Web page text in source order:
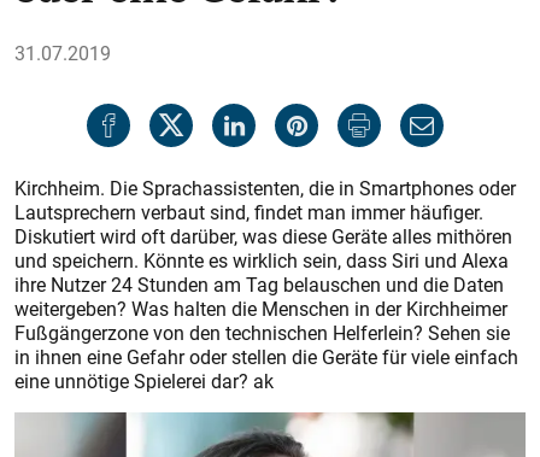
31.07.2019
Kirchheim. Die Sprachassistenten, die in Smartphones oder
Lautsprechern verbaut sind, findet man immer häufiger.
Diskutiert wird oft darüber, was diese Geräte alles mithören
und speichern. Könnte es wirklich sein, dass Siri und Alexa
ihre Nutzer 24 Stunden am Tag belauschen und die Daten
weitergeben? Was halten die Menschen in der Kirchheimer
Fußgängerzone von den technischen Helferlein? Sehen sie
in ihnen eine Gefahr oder stellen die Geräte für viele einfach
eine unnötige Spielerei dar? ak